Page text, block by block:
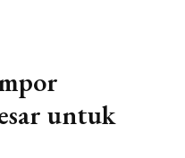
untuk